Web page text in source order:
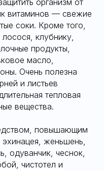
организм от
витаминов — свежие
соки. Кроме того,
клубнику,
продукты,
масло,
Очень полезна
и листьев
тепловая
вещества.
повышающим
эхинацея, женьшень,
одуванчик, чеснок,
чистотел и